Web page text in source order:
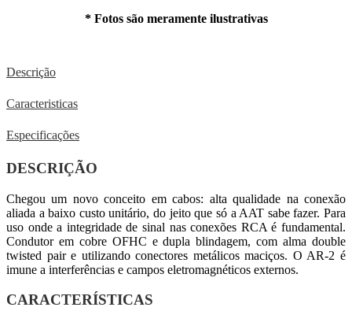
* Fotos são meramente ilustrativas
Descrição
Caracteristicas
Especificações
DESCRIÇÃO
Chegou um novo conceito em cabos: alta qualidade na conexão
aliada a baixo custo unitário, do jeito que só a AAT sabe fazer. Para
uso onde a integridade de sinal nas conexões RCA é fundamental.
Condutor em cobre OFHC e dupla blindagem, com alma double
twisted pair e utilizando conectores metálicos maciços. O AR-2 é
imune a interferências e campos eletromagnéticos externos.
CARACTERÍSTICAS